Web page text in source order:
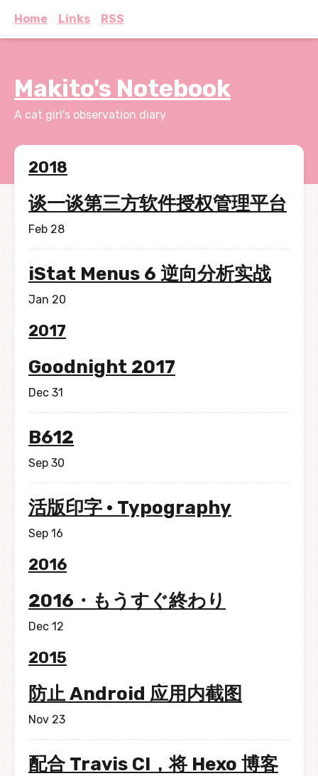
Home Links RSS
Makito's Notebook
A cat girl's observation diary
2018
谈一谈第三方软件授权管理平台
Feb 28
iStat Menus 6 逆向分析实战
Jan 20
2017
Goodnight 2017
Dec 31
B612
Sep 30
活版印字 · Typography
Sep 16
2016
2016・もうすぐ終わり
Dec 12
2015
防止 Android 应用内截图
Nov 23
配合 Travis CI，将 Hexo 博客